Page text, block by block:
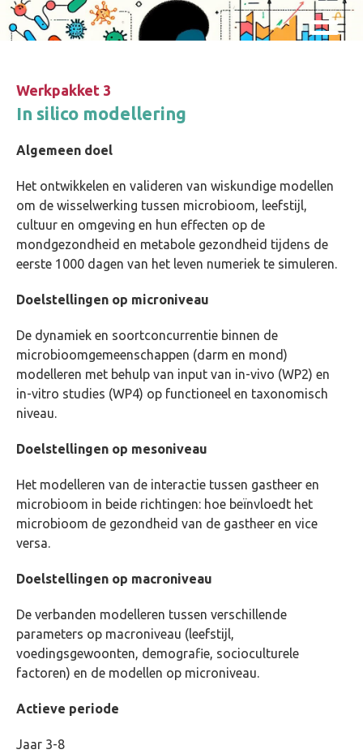
Skip and go to content
Directly to navigation
Werkpakket 3
In silico modellering
Algemeen doel
Het ontwikkelen en valideren van wiskundige modellen
om de wisselwerking tussen microbioom, leefstijl,
cultuur en omgeving en hun effecten op de
mondgezondheid en metabole gezondheid tijdens de
eerste 1000 dagen van het leven numeriek te simuleren.
Doelstellingen op microniveau
De dynamiek en soortconcurrentie binnen de
microbioomgemeenschappen (darm en mond)
modelleren met behulp van input van in-vivo (WP2) en
in-vitro studies (WP4) op functioneel en taxonomisch
niveau.
Doelstellingen op mesoniveau
Het modelleren van de interactie tussen gastheer en
microbioom in beide richtingen: hoe beïnvloedt het
microbioom de gezondheid van de gastheer en vice
versa.
Doelstellingen op macroniveau
De verbanden modelleren tussen verschillende
parameters op macroniveau (leefstijl,
voedingsgewoonten, demografie, socioculturele
factoren) en de modellen op microniveau.
Actieve periode
Jaar 3-8